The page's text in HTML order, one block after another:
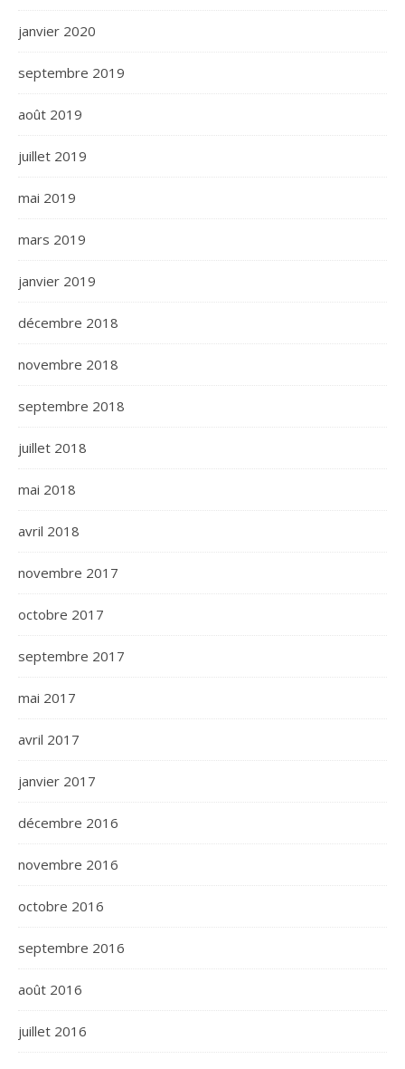
janvier 2020
septembre 2019
août 2019
juillet 2019
mai 2019
mars 2019
janvier 2019
décembre 2018
novembre 2018
septembre 2018
juillet 2018
mai 2018
avril 2018
novembre 2017
octobre 2017
septembre 2017
mai 2017
avril 2017
janvier 2017
décembre 2016
novembre 2016
octobre 2016
septembre 2016
août 2016
juillet 2016